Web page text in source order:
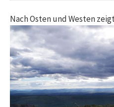
Nach Osten und Westen